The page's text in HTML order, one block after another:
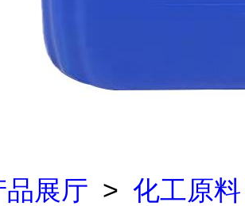
品展厅 > 化工原料